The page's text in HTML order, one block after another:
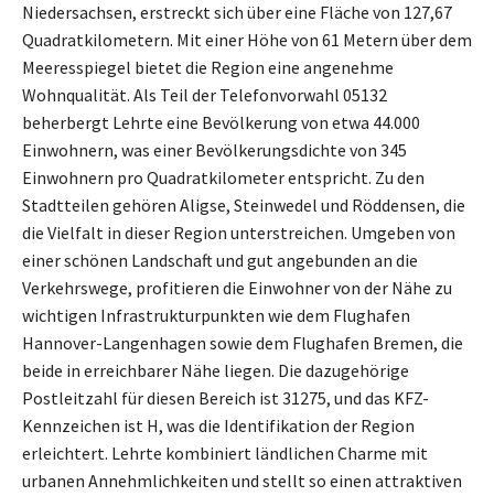
Niedersachsen, erstreckt sich über eine Fläche von 127,67
Quadratkilometern. Mit einer Höhe von 61 Metern über dem
Meeresspiegel bietet die Region eine angenehme
Wohnqualität. Als Teil der Telefonvorwahl 05132
beherbergt Lehrte eine Bevölkerung von etwa 44.000
Einwohnern, was einer Bevölkerungsdichte von 345
Einwohnern pro Quadratkilometer entspricht. Zu den
Stadtteilen gehören Aligse, Steinwedel und Röddensen, die
die Vielfalt in dieser Region unterstreichen. Umgeben von
einer schönen Landschaft und gut angebunden an die
Verkehrswege, profitieren die Einwohner von der Nähe zu
wichtigen Infrastrukturpunkten wie dem Flughafen
Hannover-Langenhagen sowie dem Flughafen Bremen, die
beide in erreichbarer Nähe liegen. Die dazugehörige
Postleitzahl für diesen Bereich ist 31275, und das KFZ-
Kennzeichen ist H, was die Identifikation der Region
erleichtert. Lehrte kombiniert ländlichen Charme mit
urbanen Annehmlichkeiten und stellt so einen attraktiven